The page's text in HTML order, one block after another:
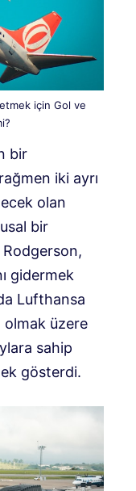
için Gol ve
bir
iki ayrı
olan
bir
Rodgerson,
gidermek
Lufthansa
olmak üzere
sahip
gösterdi.